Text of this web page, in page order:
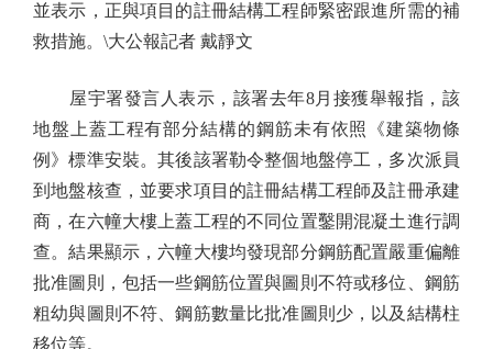
並表示，正與項目的註冊結構工程師緊密跟進所需的補
救措施。\大公報記者 戴靜文
屋宇署發言人表示，該署去年8月接獲舉報指，該
地盤上蓋工程有部分結構的鋼筋未有依照《建築物條
例》標準安裝。其後該署勒令整個地盤停工，多次派員
到地盤核查，並要求項目的註冊結構工程師及註冊承建
商，在六幢大樓上蓋工程的不同位置鑿開混凝土進行調
查。結果顯示，六幢大樓均發現部分鋼筋配置嚴重偏離
批准圖則，包括一些鋼筋位置與圖則不符或移位、鋼筋
粗幼與圖則不符、鋼筋數量比批准圖則少，以及結構柱
移位等。